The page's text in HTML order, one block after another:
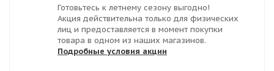
Готовьтесь к летнему сезону выгодно!
Акция действительна только для физических
лиц и предоставляется в момент покупки
товара в одном из наших магазинов.
Подробные условия акции